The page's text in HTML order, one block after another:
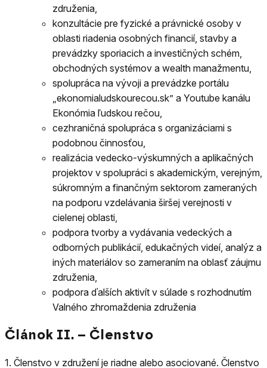
združenia,
konzultácie pre fyzické a právnické osoby v
oblasti riadenia osobných financií, stavby a
prevádzky sporiacich a investičných schém,
obchodných systémov a wealth manažmentu,
spolupráca na vývoji a prevádzke portálu
„ekonomialudskourecou.sk” a Youtube kanálu
Ekonómia ľudskou rečou,
cezhraničná spolupráca s organizáciami s
podobnou činnosťou,
realizácia vedecko-výskumných a aplikačných
projektov v spolupráci s akademickým, verejným,
súkromným a finančným sektorom zameraných
na podporu vzdelávania širšej verejnosti v
cielenej oblasti,
podpora tvorby a vydávania vedeckých a
odborných publikácií, edukačných videí, analýz a
iných materiálov so zameraním na oblasť záujmu
združenia,
podpora ďalších aktivít v súlade s rozhodnutím
Valného zhromaždenia združenia
Článok II. – Členstvo
1. Členstvo v združení je riadne alebo asociované. Členstvo